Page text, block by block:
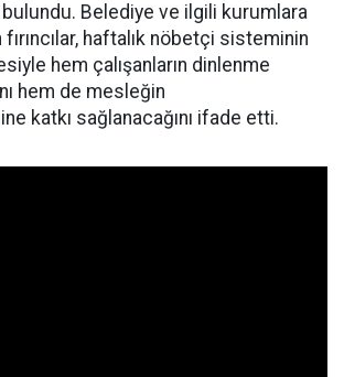
bulundu. Belediye ve ilgili kurumlara
haftalık nöbetçi sisteminin
hem çalışanların dinlenme
hem de mesleğin
katkı sağlanacağını ifade etti.